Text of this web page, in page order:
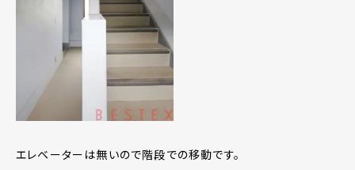
エレベーターは無いので階段での移動です。